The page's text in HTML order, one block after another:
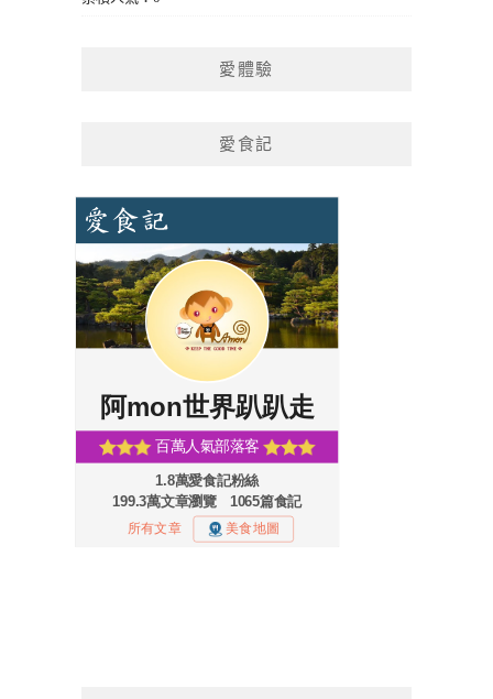
愛體驗
愛食記